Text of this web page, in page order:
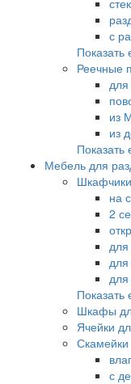
с
Реечные
из
из
Мебель для
на
2
для
Шкафы
Ячейки
Скамейки
с